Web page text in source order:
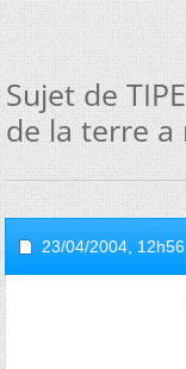
Sujet de
de la terre a
23/04/2004, 12h56